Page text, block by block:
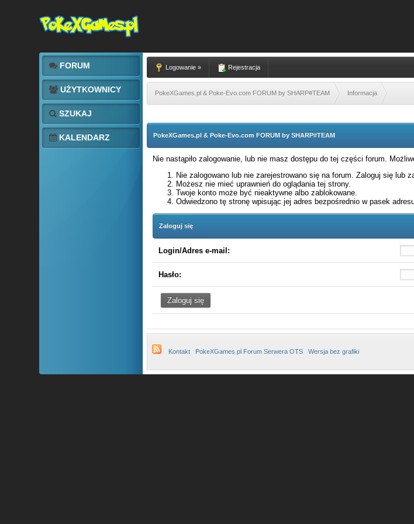
FORUM
UŻYTKOWNICY
SZUKAJ
KALENDARZ
Logowanie » Rejestracja
PokeXGames.pl & Poke-Evo.com FORUM by SHARP#TEAM Informacja
PokeXGames.pl & Poke-Evo.com FORUM by SHARP#TEAM
Nie nastąpiło zalogowanie, lub nie masz dostępu do tej części forum.
Nie zalogowano lub nie zarejestrowano się na forum. Zaloguj się lub
Możesz nie mieć uprawnień do oglądania tej strony.
Twoje konto może być nieaktywne albo zablokowane.
Odwiedzono tę stronę wpisując jej adres bezpośrednio w pasek
Zaloguj się
Login/Adres e-mail:
Hasło:
Kontakt PokeXGames.pl Forum Serwera OTS Wersja bez grafiki